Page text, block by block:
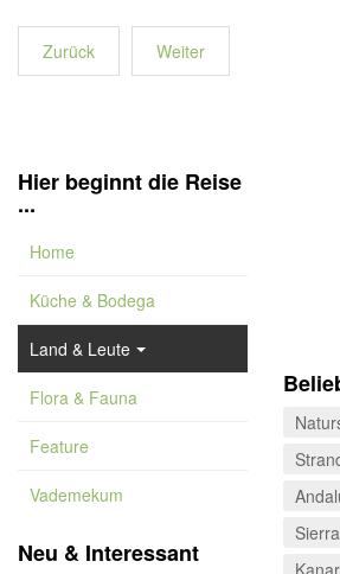
Zurück Weiter
Hier beginnt die Reise
...
Home
Küche & Bodega
Land & Leute
Flora & Fauna
Feature
Vademekum
Neu & Interessant